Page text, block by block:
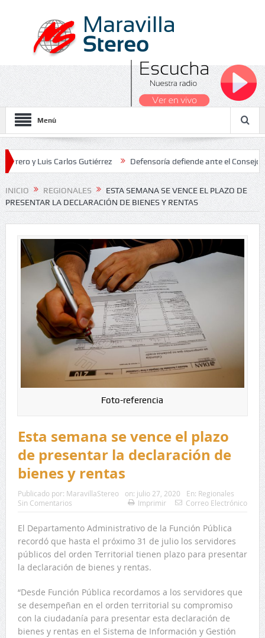
Menú
Carlos Gutiérrez Defensoría defiende ante el Consejo de
Nacionales 2026
INICIO REGIONALES
ESTA SEMANA SE VENCE EL PLAZO DE
PRESENTAR LA DECLARACIÓN DE BIENES Y RENTAS
Foto-referencia
Esta semana se vence el plazo
de presentar la declaración de
bienes y rentas
Publicado por: MaravillaStereo on: julio 27, 2020 En: Regionales
Sin Comentarios
Imprimir Correo Electrónico
El Departamento Administrativo de la Función Pública
recordó que hasta el próximo 31 de julio los servidores
públicos del orden Territorial tienen plazo para presentar
la declaración de bienes y rentas.
“Desde Función Pública recordamos a los servidores que
se desempeñan en el orden territorial su compromiso
con la ciudadanía para presentar esta declaración de
bienes y rentas en el Sistema de Información y Gestión